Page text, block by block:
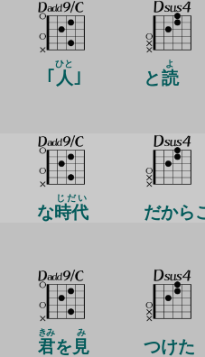
｢ 人
ひと
｣ と読
よ
な時代
じだい
だから
君
きみ
を 見
み
つけた